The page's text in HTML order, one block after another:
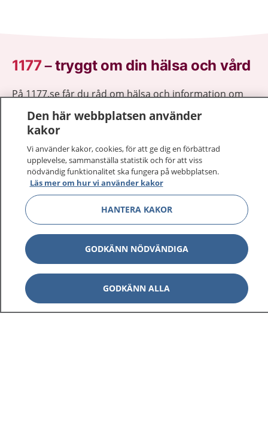
1177–tryggt om din hälsa och vård
På 1177.se får du råd om hälsa och information om
sjukdomar och vilka mottagningar du kan kontakta.
Logga in för att läsa din journal och göra dina
vårdärenden. Ring telefonnummer 1177 för
sjukvårdsrådgivning dygnet runt.
1177 ger dig råd när du vill må bättre.
1177 på flera språk Show
Om 1177 Show
Kontakt Show
Den här webbplatsen använder
kakor
Vi använder kakor, cookies, för att ge dig en förbättrad
upplevelse, sammanställa statistik och för att viss
nödvändig funktionalitet ska fungera på webbplatsen.
Läs mer om hur vi använder kakor
HANTERA KAKOR
GODKÄNN NÖDVÄNDIGA
GODKÄNN ALLA